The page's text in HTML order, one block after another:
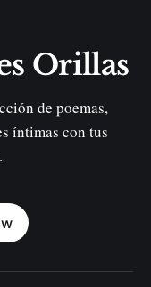
Orillas
de poemas,
íntimas con tus